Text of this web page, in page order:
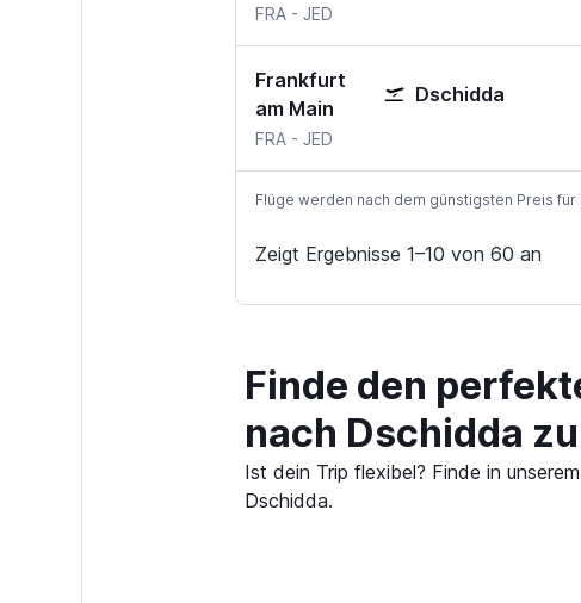
FRA Frankfurt am Main
- JED
Frankfurt
am Main
Dschidda
FRA Frankfurt am Main
- JED
Flüge werden nach dem günstigsten Preis
Zeigt Ergebnisse 1–10 von 60 an
Finde den
nach Dschidda
Ist dein Trip flexibel? Finde in
Dschidda.